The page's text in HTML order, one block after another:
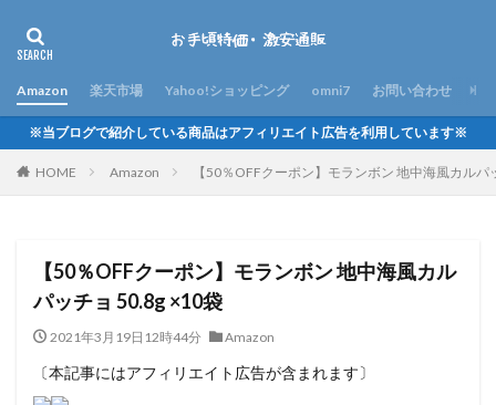
Amazon 楽天市場 Yahoo!ショッピング omni7 お問い合わせ
※当ブログで紹介している商品はアフィリエイト広告を利用しています※
HOME Amazon 【50％OFFクーポン】モランボン 地中海風カルパ
【50％OFFクーポン】モランボン 地中海風カル
パッチョ 50.8g ×10袋
2021年3月19日12時44分 Amazon
〔本記事にはアフィリエイト広告が含まれます〕